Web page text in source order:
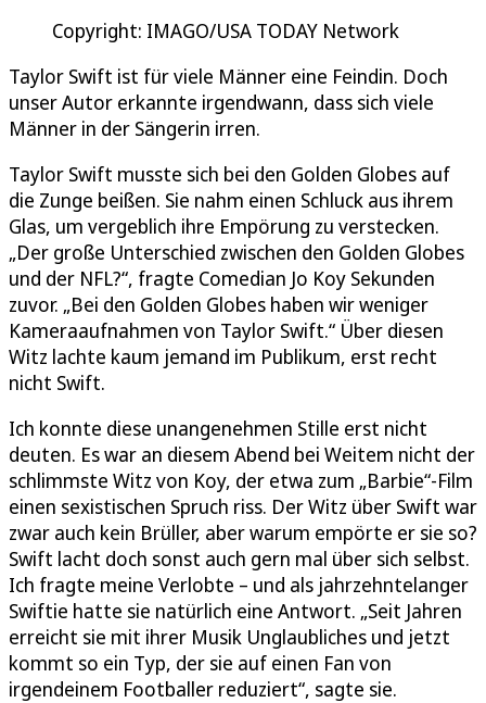
Copyright: IMAGO/USA TODAY Network
Taylor Swift ist für viele Männer eine Feindin. Doch
unser Autor erkannte irgendwann, dass sich viele
Männer in der Sängerin irren.
Taylor Swift musste sich bei den Golden Globes auf
die Zunge beißen. Sie nahm einen Schluck aus ihrem
Glas, um vergeblich ihre Empörung zu verstecken.
„Der große Unterschied zwischen den Golden Globes
und der NFL?“, fragte Comedian Jo Koy Sekunden
zuvor. „Bei den Golden Globes haben wir weniger
Kameraaufnahmen von Taylor Swift.“ Über diesen
Witz lachte kaum jemand im Publikum, erst recht
nicht Swift.
Ich konnte diese unangenehmen Stille erst nicht
deuten. Es war an diesem Abend bei Weitem nicht der
schlimmste Witz von Koy, der etwa zum „Barbie“-Film
einen sexistischen Spruch riss. Der Witz über Swift war
zwar auch kein Brüller, aber warum empörte er sie so?
Swift lacht doch sonst auch gern mal über sich selbst.
Ich fragte meine Verlobte – und als jahrzehntelanger
Swiftie hatte sie natürlich eine Antwort. „Seit Jahren
erreicht sie mit ihrer Musik Unglaubliches und jetzt
kommt so ein Typ, der sie auf einen Fan von
irgendeinem Footballer reduziert“, sagte sie.